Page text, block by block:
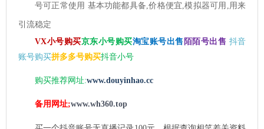
号可正常使用 基本功能都具备,价格便宜,模拟器可用,用来
引流稳定
VX小号购买京东小号购买淘宝账号出售 陌陌号出售 抖音
账号购买拼多多号购买抖音小号
购买推荐网址:www.douyinhao.cc
备用网址;www.wh360.top